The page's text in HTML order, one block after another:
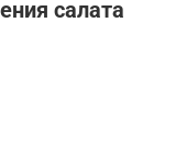
салата